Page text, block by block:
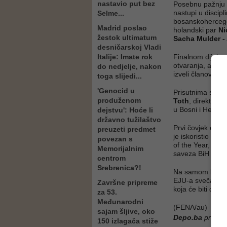
nastavio put bez
Selme...
Madrid poslao
žestok ultimatum
desničarskoj Vladi
Italije: Imate rok
do nedjelje, nakon
toga slijedi...
'Genocid u
produženom
dejstvu': Hoće li
državno tužilaštvo
preuzeti predmet
povezan s
Memorijalnim
centrom
Srebrenica?!
Završne pripreme
za 53.
Međunarodni
sajam šljive, oko
150 izlagača stiže
Posebnu
nastupi u
holandski par
Sacha Mulder
Finalnom dijelu
otvaranja, a
izveli članovi
Prisutnima su
Toth , direktor
u Bosni i
Prvi čovjek
je iskoristio i
of the Year, dok
saveza BiH
Na samom
EJU-a svečano
koja će biti
(FENA/au)
Depo.ba pratite